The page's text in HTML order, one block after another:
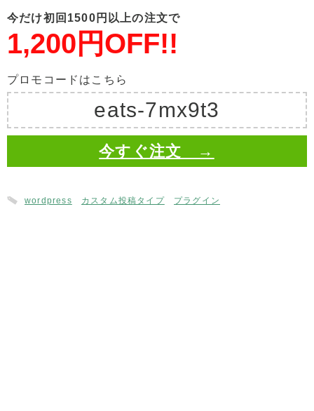
今だけ初回1500円以上の注文で
1,200円OFF!!
プロモコードはこちら
eats-7mx9t3
今すぐ注文 →
wordpress カスタム投稿タイプ プラグイン